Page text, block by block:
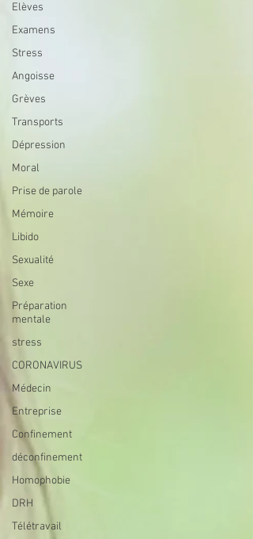
Elèves
Examens
Stress
Angoisse
Grèves
Transports
Dépression
Moral
Prise de parole
Mémoire
Libido
Sexualité
Sexe
Préparation
mentale
stress
CORONAVIRUS
Médecin
Entreprise
Confinement
déconfinement
Homophobie
DRH
Télétravail